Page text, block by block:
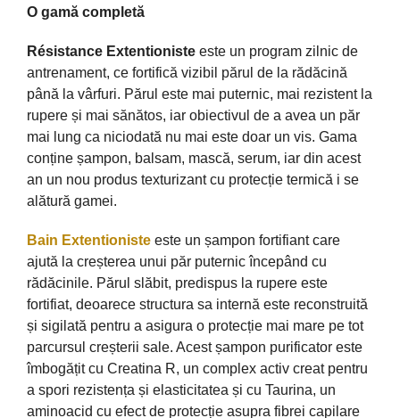
O gamă completă
Résistance Extentioniste este un program zilnic de
antrenament, ce fortifică vizibil părul de la rădăcină
până la vârfuri. Părul este mai puternic, mai rezistent la
rupere și mai sănătos, iar obiectivul de a avea un păr
mai lung ca niciodată nu mai este doar un vis. Gama
conține șampon, balsam, mască, serum, iar din acest
an un nou produs texturizant cu protecție termică i se
alătură gamei.
Bain Extentioniste este un șampon fortifiant care
ajută la creșterea unui păr puternic începând cu
rădăcinile. Părul slăbit, predispus la rupere este
fortifiat, deoarece structura sa internă este reconstruită
și sigilată pentru a asigura o protecție mai mare pe tot
parcursul creșterii sale. Acest șampon purificator este
îmbogățit cu Creatina R, un complex activ creat pentru
a spori rezistența și elasticitatea și cu Taurina, un
aminoacid cu efect de protecție asupra fibrei capilare